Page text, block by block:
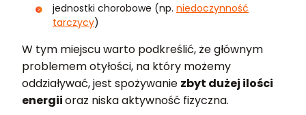
jednostki chorobowe (np. niedoczynność
tarczycy)
W tym miejscu warto podkreślić, że głównym
problemem otyłości, na który możemy
oddziaływać, jest spożywanie zbyt dużej ilości
energiioraz niska aktywność fizyczna.